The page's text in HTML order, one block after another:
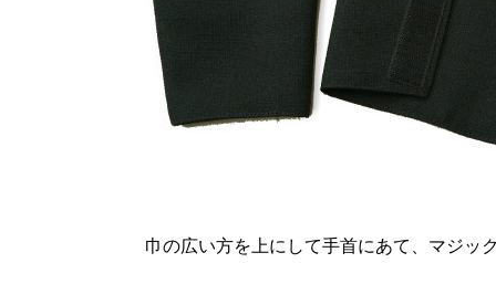
巾の広い方を上にして手首にあて、マジッ